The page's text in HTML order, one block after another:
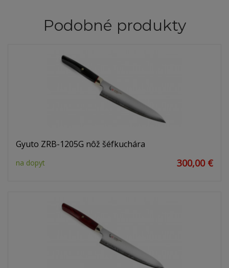
Podobné produkty
Gyuto ZRB-1205G nôž šéfkuchára
na dopyt 300,00 €